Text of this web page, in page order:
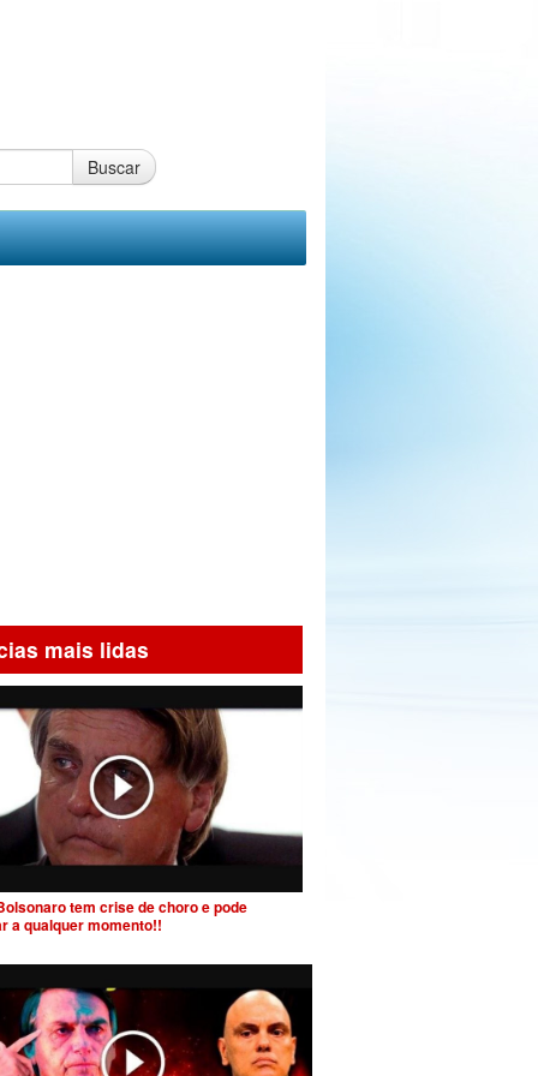
Buscar
mais lidas
tem crise de choro e pode
a qualquer momento!!